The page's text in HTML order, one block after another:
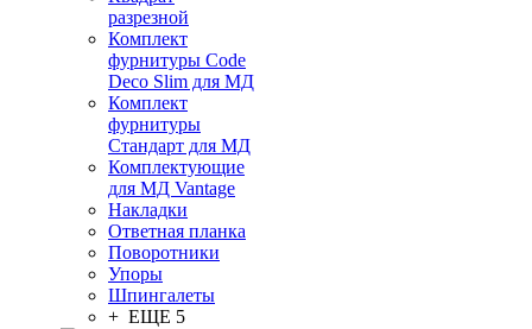
разрезной
Комплект
фурнитуры Code
Deco Slim для МД
Комплект
фурнитуры
Стандарт для МД
Комплектующие
для МД Vantage
Накладки
Ответная планка
Поворотники
Упоры
Шпингалеты
+ ЕЩЕ 5